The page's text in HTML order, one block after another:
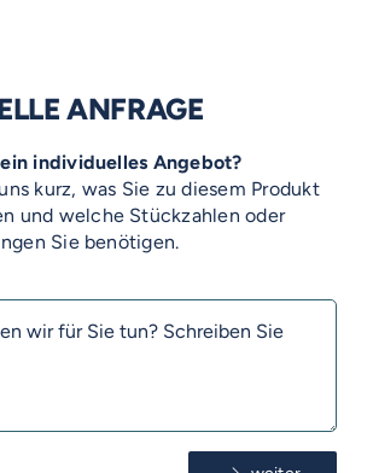
ANFRAGE
individuelles Angebot?
kurz, was Sie zu diesem Produkt
und welche Stückzahlen oder
Sie benötigen.